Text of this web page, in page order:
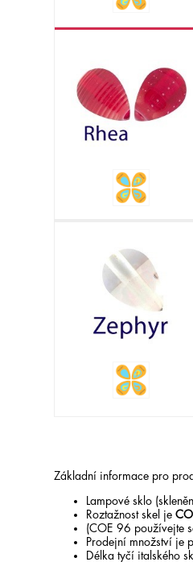
Základní informace pro
Lampové sklo
Roztažnost skel je
(COE 96 používejte
Prodejní množství je
Délka tyčí italského